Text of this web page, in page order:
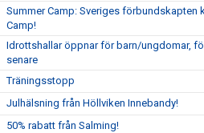
Summer Camp: Sveriges förbundskapten
Camp!
Idrottshallar öppnar för barn/ungdomar,
senare
Träningsstopp
Julhälsning från Höllviken Innebandy!
50% rabatt från Salming!